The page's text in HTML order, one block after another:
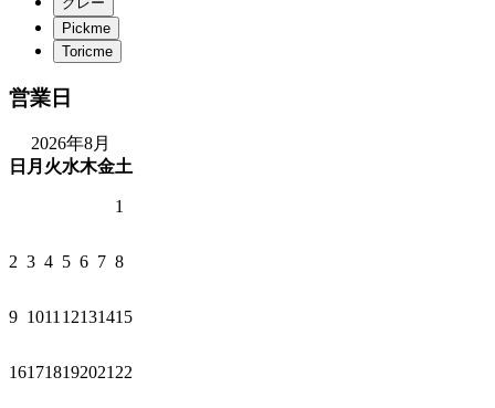
営業日
2026年8月
日 月 火水木金土
1
2 3 4 5 6 7 8
9 1011 12131415
161718192021 22